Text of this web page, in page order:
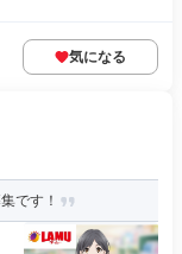
気になる
です！